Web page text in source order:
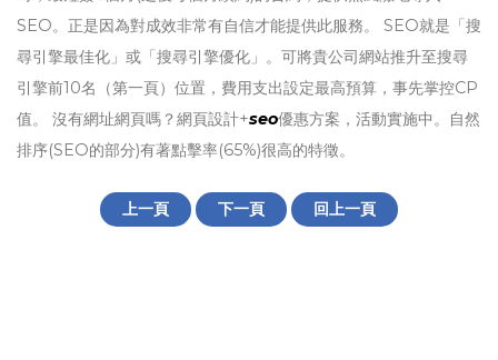
SEO。正是因為對成效非常有自信才能提供此服務。 SEO就是「搜
尋引擎最佳化」或「搜尋引擎優化」。可將貴公司網站推升至搜尋
引擎前10名（第一頁）位置，費用支出設定最高預算，事先掌控CP
值。 沒有網址網頁嗎？網頁設計+seo優惠方案，活動實施中。自然
排序(SEO的部分)有著點擊率(65%)很高的特徵。
上一頁 下一頁 回上一頁